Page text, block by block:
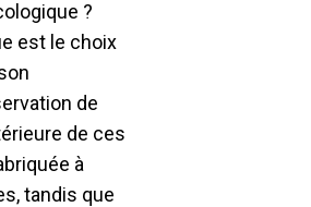
?
est le choix
de
de ces
à
tandis que